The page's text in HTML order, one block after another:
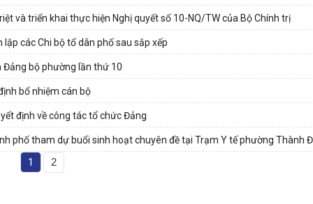
và triển khai thực hiện Nghị quyết số 10-NQ/TW của Bộ Chính trị
các Chi bộ tổ dân phố sau sắp xếp
Đảng bộ phường lần thứ 10
bổ nhiệm cán bộ
định về công tác tổ chức Đảng
phố tham dự buổi sinh hoạt chuyên đề tại Trạm Y tế phường Thành
1 2